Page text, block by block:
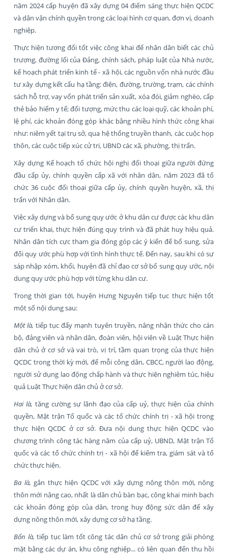
năm 2024 cấp huyện đã xây dựng 04 điểm sáng thực hiện QCDC
và dân vận chính quyền trong các loại hình cơ quan, đơn vị, doanh
nghiệp.
Thực hiện tương đối tốt việc công khai để nhân dân biết các chủ
trương, đường lối của Đảng, chính sách, pháp luật của Nhà nước,
kế hoạch phát triển kinh tế - xã hội, các nguồn vốn nhà nước đầu
tư xây dựng kết cấu hạ tầng: điện, đường, trường, trạm, các chính
sách hỗ trợ, vay vốn phát triển sản xuất, xóa đói, giảm nghèo, cấp
thẻ bảo hiểm y tế; đối tượng, mức thu các loại quỹ, các khoản phí,
lệ phí, các khoản đóng góp khác bằng nhiều hình thức công khai
như: niêm yết tại trụ sở, qua hệ thống truyền thanh, các cuộc họp
thôn, các cuộc tiếp xúc cử tri, UBND các xã, phường, thị trấn.
Xây dựng Kế hoạch tổ chức hội nghị đối thoại giữa người đứng
đầu cấp ủy, chính quyền cấp xã với nhân dân, năm 2023 đã tổ
chức 36 cuộc đối thoại giữa cấp ủy, chính quyền huyện, xã, thị
trấn với Nhân dân.
Việc xây dựng và bổ sung quy ước ở khu dân cư được các khu dân
cư triển khai, thực hiện đúng quy trình và đã phát huy hiệu quả.
Nhân dân tích cực tham gia đóng góp các ý kiến để bổ sung, sửa
đổi quy ước phù hợp với tình hình thực tế. Đến nay, sau khi có sự
sáp nhập xóm, khối, huyện đã chỉ đạo cơ sở bổ sung quy ước, nội
dung quy ước phù hợp với từng khu dân cư.
Trong thời gian tới, huyện Hưng Nguyên tiếp tục thực hiện tốt
một số nội dung sau:
Một là, tiếp tục đẩy mạnh tuyên truyền, nâng nhận thức cho cán
bộ, đảng viên và nhân dân, đoàn viên, hội viên về Luật Thực hiện
dân chủ ở cơ sở và vai trò, vị trí, tầm quan trọng của thực hiện
QCDC trong thời kỳ mới, để mỗi công dân, CBCC, người lao động,
người sử dụng lao động chấp hành và thực hiện nghiêm túc, hiệu
quả Luật Thực hiện dân chủ ở cơ sở.
Hai là, tăng cường sự lãnh đạo của cấp uỷ, thực hiện của chính
quyền, Mặt trận Tổ quốc và các tổ chức chính trị - xã hội trong
thực hiện QCDC ở cơ sở. Đưa nội dung thực hiện QCDC vào
chương trình công tác hàng năm của cấp uỷ, UBND, Mặt trận Tổ
quốc và các tổ chức chính trị - xã hội để kiểm tra, giám sát và tổ
chức thực hiện.
Ba là, gắn thực hiện QCDC với xây dựng nông thôn mới, nông
thôn mới nâng cao, nhất là dân chủ bàn bạc, công khai minh bạch
các khoản đóng góp của dân, trong huy động sức dân để xây
dựng nông thôn mới, xây dựng cơ sở hạ tầng.
Bốn là, tiếp tục làm tốt công tác dân chủ cơ sở trong giải phóng
mặt bằng các dự án, khu công nghiệp... có liên quan đến thu hồi